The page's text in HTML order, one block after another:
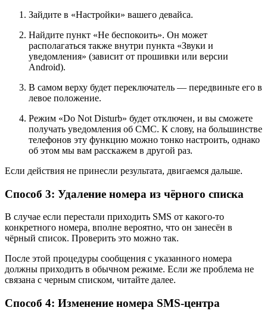
Зайдите в «Настройки» вашего девайса.
Найдите пункт «Не беспокоить». Он может
располагаться также внутри пункта «Звуки и
уведомления» (зависит от прошивки или версии
Android).
В самом верху будет переключатель — передвиньте его в
левое положение.
Режим «Do Not Disturb» будет отключен, и вы сможете
получать уведомления об СМС. К слову, на большинстве
телефонов эту функцию можно тонко настроить, однако
об этом мы вам расскажем в другой раз.
Если действия не принесли результата, двигаемся дальше.
Способ 3: Удаление номера из чёрного списка
В случае если перестали приходить SMS от какого-то
конкретного номера, вполне вероятно, что он занесён в
чёрный список. Проверить это можно так.
После этой процедуры сообщения с указанного номера
должны приходить в обычном режиме. Если же проблема не
связана с черным списком, читайте далее.
Способ 4: Изменение номера SMS-центра